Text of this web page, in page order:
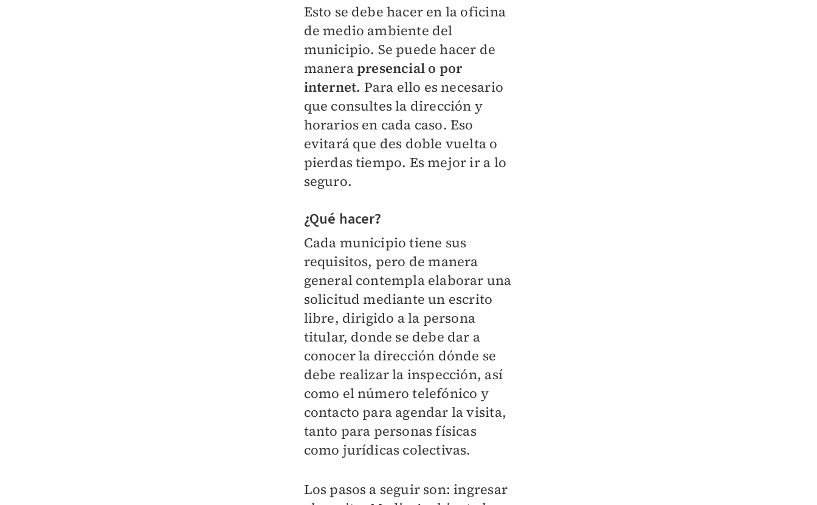
Esto se debe hacer en la oficina
de medio ambiente del
municipio. Se puede hacer de
manerapresencial o por
internet. Para ello es necesario
que consultes la dirección y
horarios en cada caso. Eso
evitará que des doble vuelta o
pierdas tiempo. Es mejor ir a lo
seguro.
¿Qué hacer?
Cada municipio tiene sus
requisitos, pero de manera
general contempla elaborar una
solicitud mediante un escrito
libre, dirigido a la persona
titular, donde se debe dar a
conocer la dirección dónde se
debe realizar la inspección, así
como el número telefónico y
contacto para agendar la visita,
tanto para personas físicas
como jurídicas colectivas.
Los pasos a seguir son: ingresar